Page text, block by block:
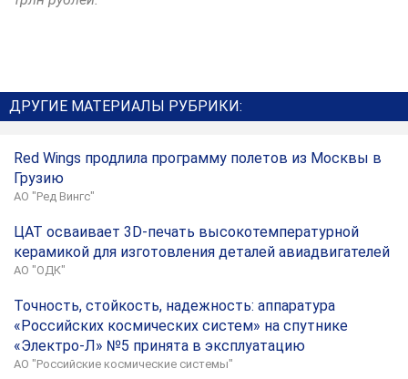
ДРУГИЕ МАТЕРИАЛЫ РУБРИКИ:
Red Wings продлила программу полетов из Москвы в
Грузию
АО "Ред Вингс"
ЦАТ осваивает 3D-печать высокотемпературной
керамикой для изготовления деталей авиадвигателей
АО "ОДК"
Точность, стойкость, надежность: аппаратура
«Российских космических систем» на спутнике
«Электро-Л» №5 принята в эксплуатацию
АО "Российские космические системы"